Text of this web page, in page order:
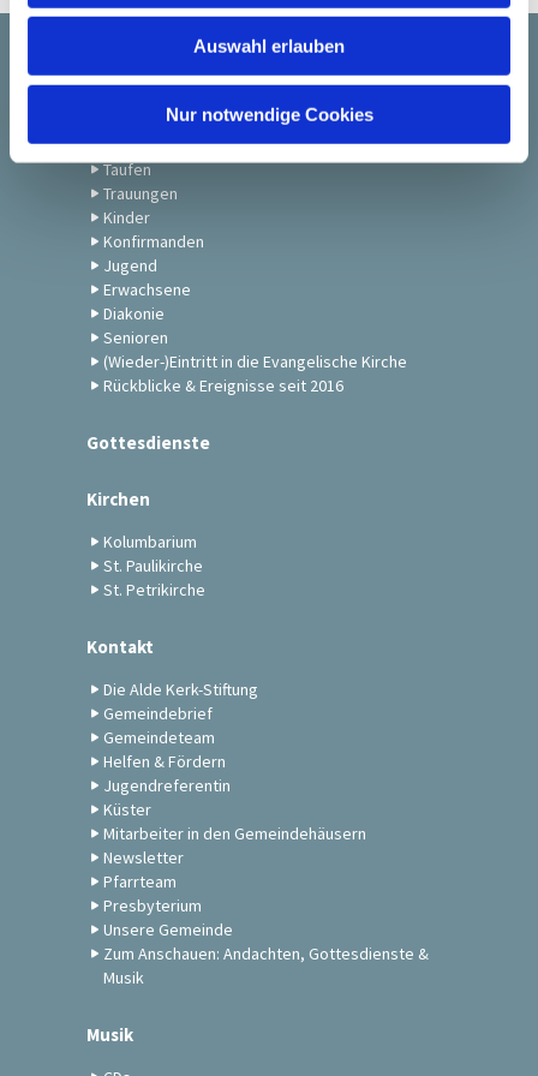
Auswahl erlauben
Nur notwendige Cookies
Startseite
Gemeindeleben
Taufen
Trauungen
Kinder
Konfirmanden
Jugend
Erwachsene
Diakonie
Senioren
(Wieder-)Eintritt in die Evangelische Kirche
Rückblicke & Ereignisse seit 2016
Gottesdienste
Kirchen
Kolumbarium
St. Paulikirche
St. Petrikirche
Kontakt
Die Alde Kerk-Stiftung
Gemeindebrief
Gemeindeteam
Helfen & Fördern
Jugendreferentin
Küster
Mitarbeiter in den Gemeindehäusern
Newsletter
Pfarrteam
Presbyterium
Unsere Gemeinde
Zum Anschauen: Andachten, Gottesdienste &
Musik
Musik